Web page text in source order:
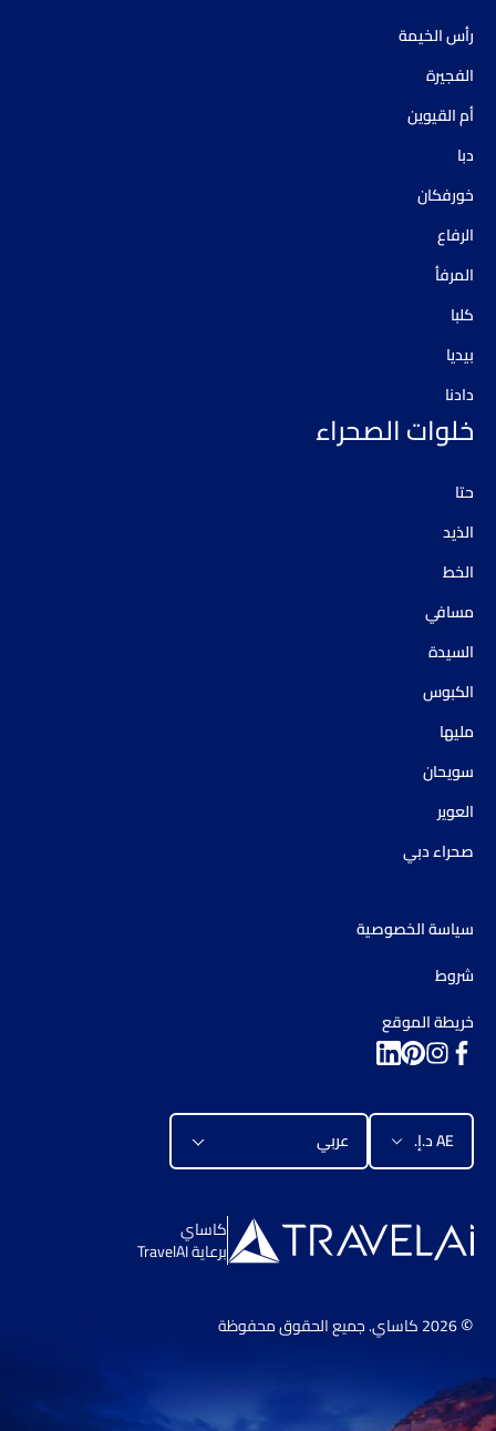
رأس الخيمة
الفجيرة
أم القيوين
دبا
خورفكان
الرفاع
المرفأ
كلبا
بيديا
دادنا
خلوات الصحراء
حتا
الذيد
الخط
مسافي
السيدة
الكبوس
مليها
سويحان
العوير
صحراء دبي
سياسة الخصوصية
شروط
خريطة الموقع
AE د.إ.‏ عربي
كاساي
برعاية TravelAI
© كاساي. جميع الحقوق محفوظة